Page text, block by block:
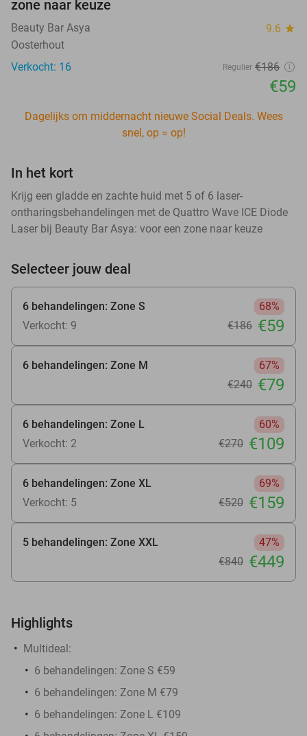
zone naar keuze
Beauty Bar Asya 9.6 star
Oosterhout
Verkocht: 16
Regulier €186
€59
Dagelijks om middernacht nieuwe Social Deals. Wees
snel, op = op!
In het kort
Krijg een gladde en zachte huid met 5 of 6 laser-
ontharingsbehandelingen met de Quattro Wave ICE Diode
Laser bij Beauty Bar Asya: voor een zone naar keuze
Selecteer jouw deal
6 behandelingen: Zone S
68%
Verkocht: 9
€186 €59
6 behandelingen: Zone M
67%
€240 €79
6 behandelingen: Zone L
60%
Verkocht: 2
€270 €109
6 behandelingen: Zone XL
69%
Verkocht: 5
€520 €159
5 behandelingen: Zone XXL
47%
€840 €449
Highlights
Multideal:
6 behandelingen: Zone S €59
6 behandelingen: Zone M €79
6 behandelingen: Zone L €109